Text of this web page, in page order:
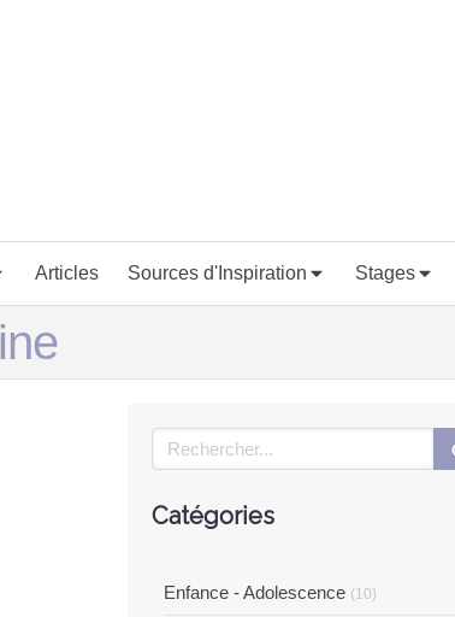
Articles Sources d'Inspiration Stages
Rechercher
Catégories
Enfance - Adolescence (10)